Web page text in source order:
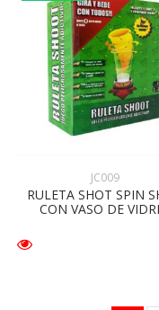
JC009
RULETA SHOT SPIN
CON VASO DE